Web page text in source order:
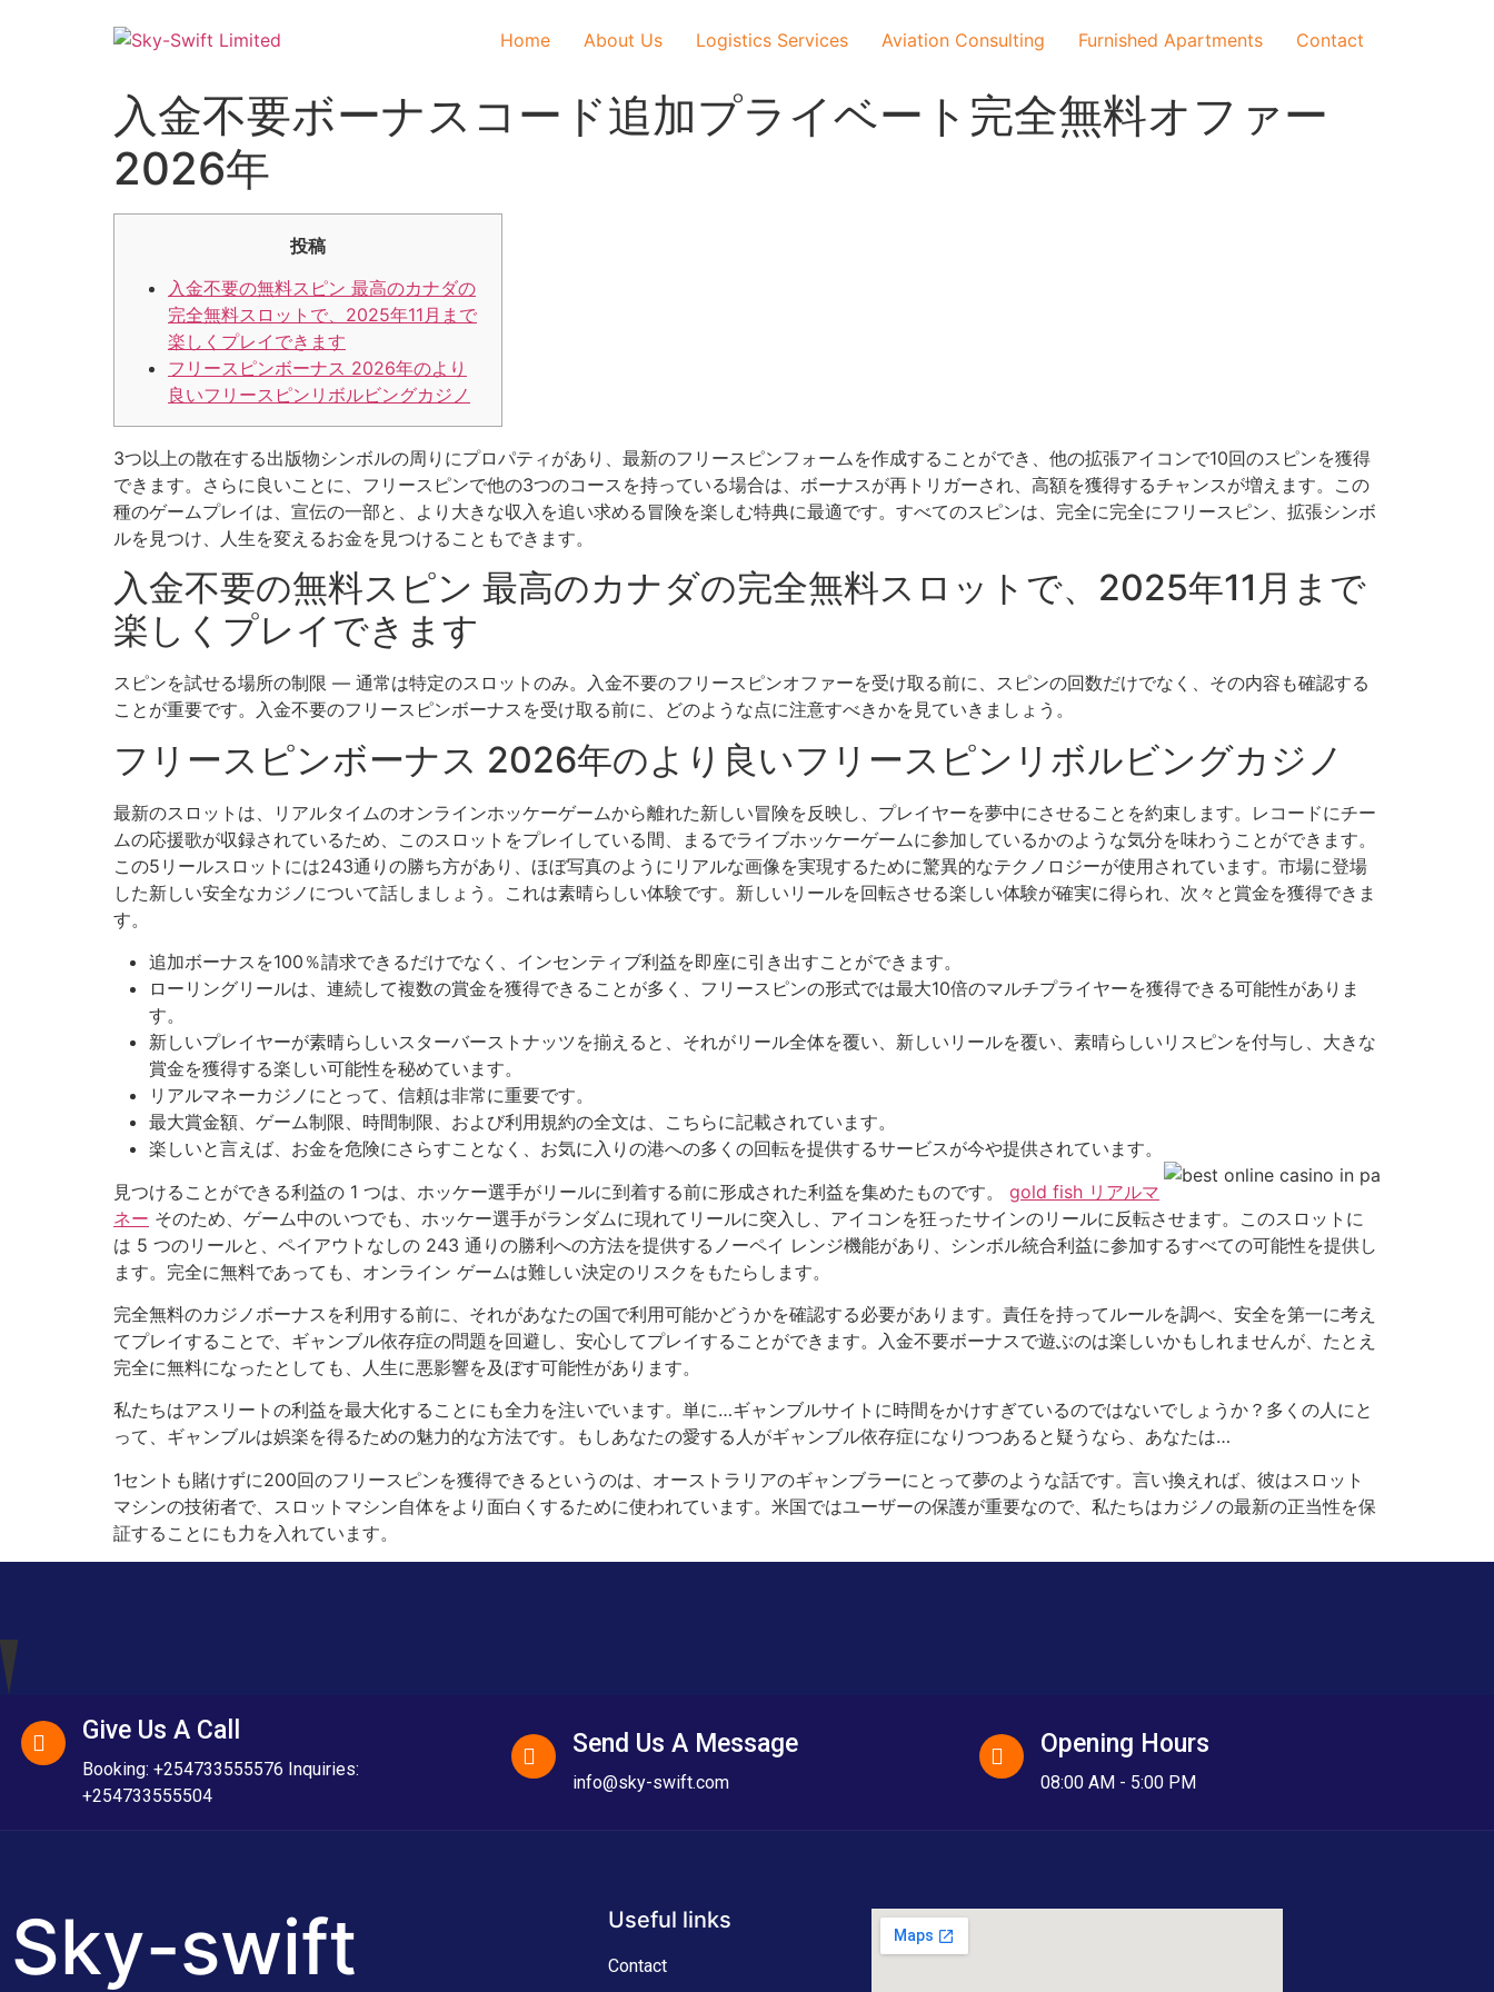
Home About Us Logistics Services Aviation Consulting Furnished Apartments Contact
入金不要ボーナスコード追加プライベート完全無料オファー
2026年
投稿
入金不要の無料スピン 最高のカナダの
完全無料スロットで、2025年11月まで
楽しくプレイできます
フリースピンボーナス 2026年のより
良いフリースピンリボルビングカジノ
3つ以上の散在する出版物シンボルの周りにプロパティがあり、最新のフリースピンフォームを作成することができ、他の拡張アイコンで10回のスピンを獲得
できます。さらに良いことに、フリースピンで他の3つのコースを持っている場合は、ボーナスが再トリガーされ、高額を獲得するチャンスが増えます。この
種のゲームプレイは、宣伝の一部と、より大きな収入を追い求める冒険を楽しむ特典に最適です。すべてのスピンは、完全に完全にフリースピン、拡張シンボ
ルを見つけ、人生を変えるお金を見つけることもできます。
入金不要の無料スピン 最高のカナダの完全無料スロットで、2025年11月まで
楽しくプレイできます
スピンを試せる場所の制限 ― 通常は特定のスロットのみ。入金不要のフリースピンオファーを受け取る前に、スピンの回数だけでなく、その内容も確認する
ことが重要です。入金不要のフリースピンボーナスを受け取る前に、どのような点に注意すべきかを見ていきましょう。
フリースピンボーナス 2026年のより良いフリースピンリボルビングカジノ
最新のスロットは、リアルタイムのオンラインホッケーゲームから離れた新しい冒険を反映し、プレイヤーを夢中にさせることを約束します。レコードにチー
ムの応援歌​​が収録されているため、このスロットをプレイしている間、まるでライブホッケーゲームに参加しているかのような気分を味わうことができます。
この5リールスロットには243通りの勝ち方があり、ほぼ写真のようにリアルな画像を実現するために驚異的なテクノロジーが使用されています。市場に登場
した新しい安全なカジノについて話しましょう。これは素晴らしい体験です。新しいリールを回転させる楽しい体験が確実に得られ、次々と賞金を獲得できま
す。
追加ボーナスを100％請求できるだけでなく、インセンティブ利益を即座に引き出すことができます。
ローリングリールは、連続して複数の賞金を獲得できることが多く、フリースピンの形式では最大10倍のマルチプライヤーを獲得できる可能性がありま
す。
新しいプレイヤーが素晴らしいスターバーストナッツを揃えると、それがリール全体を覆い、新しいリールを覆い、素晴らしいリスピンを付与し、大きな
賞金を獲得する楽しい可能性を秘めています。
リアルマネーカジノにとって、信頼は非常に重要です。
最大賞金額、ゲーム制限、時間制限、および利用規約の全文は、こちらに記載されています。
楽しいと言えば、お金を危険にさらすことなく、お気に入りの港への多くの回転を提供するサービスが今や提供されています。
見つけることができる利益の 1 つは、ホッケー選手がリールに到着する前に形成された利益を集めたものです。 gold fish リアルマ
ネー そのため、ゲーム中のいつでも、ホッケー選手がランダムに現れてリールに突入し、アイコンを狂ったサインのリールに反転させます。このスロットに
は 5 つのリールと、ペイアウトなしの 243 通りの勝利への方法を提供するノーペイ レンジ機能があり、シンボル統合利益に参加するすべての可能性を提供し
ます。完全に無料であっても、オンライン ゲームは難しい決定のリスクをもたらします。
完全無料のカジノボーナスを利用する前に、それがあなたの国で利用可能かどうかを確認する必要があります。責任を持ってルールを調べ、安全を第一に考え
てプレイすることで、ギャンブル依存症の問題を回避し、安心してプレイすることができます。入金不要ボーナスで遊ぶのは楽しいかもしれませんが、たとえ
完全に無料になったとしても、人生に悪影響を及ぼす可能性があります。
私たちはアスリートの利益を最大化することにも全力を注いでいます。単に…ギャンブルサイトに時間をかけすぎているのではないでしょうか？多くの人にと
って、ギャンブルは娯楽を得るための魅力的な方法です。もしあなたの愛する人がギャンブル依存症になりつつあると疑うなら、あなたは…
1セントも賭けずに200回のフリースピンを獲得できるというのは、オーストラリアのギャンブラーにとって夢のような話です。言い換えれば、彼はスロット
マシンの技術者で、スロットマシン自体をより面白くするために使われています。米国ではユーザーの保護が重要なので、私たちはカジノの最新の正当性を保
証することにも力を入れています。
Give Us A Call
Booking: +254733555576 Inquiries:
+254733555504
Send Us A Message
info@sky-swift.com
Opening Hours
08:00 AM - 5:00 PM
Sky-swift Useful links
Contact